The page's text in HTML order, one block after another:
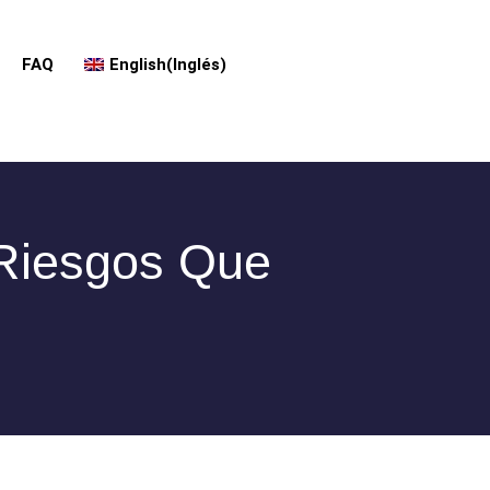
FAQ English(Inglés)
Que